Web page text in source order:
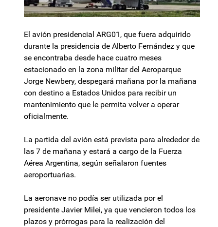
El avión presidencial ARG01, que fuera adquirido
durante la presidencia de Alberto Fernández y que
se encontraba desde hace cuatro meses
estacionado en la zona militar del Aeroparque
Jorge Newbery, despegará mañana por la mañana
con destino a Estados Unidos para recibir un
mantenimiento que le permita volver a operar
oficialmente.
La partida del avión está prevista para alrededor de
las 7 de mañana y estará a cargo de la Fuerza
Aérea Argentina, según señalaron fuentes
aeroportuarias.
La aeronave no podía ser utilizada por el
presidente Javier Milei, ya que vencieron todos los
plazos y prórrogas para la realización del